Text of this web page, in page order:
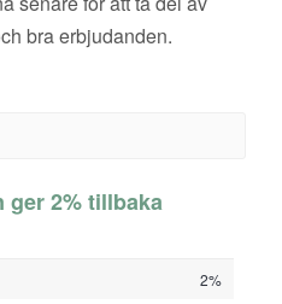
bra erbjudanden.
ger 2% tillbaka
2%